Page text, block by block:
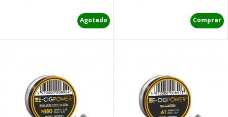
Agotado Comprar